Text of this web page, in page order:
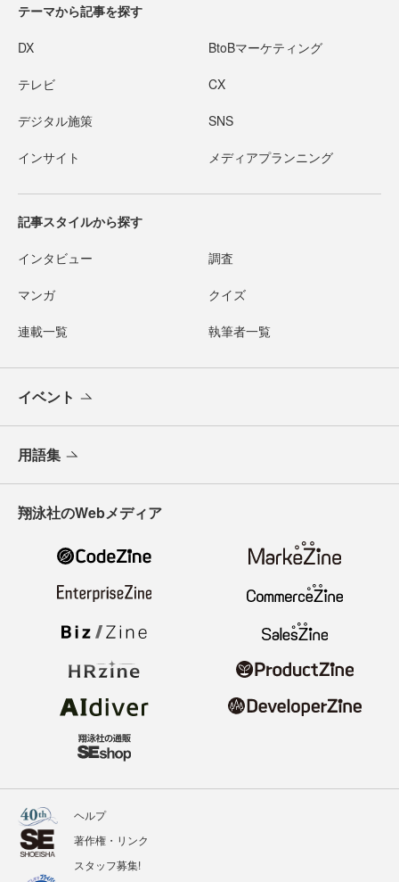
テーマから記事を探す
DX BtoBマーケティング
テレビ CX
デジタル施策 SNS
インサイト メディアプランニング
記事スタイルから探す
インタビュー 調査
マンガ クイズ
連載一覧 執筆者一覧
イベント
用語集
翔泳社のWebメディア
ヘルプ
著作権・リンク
スタッフ募集!